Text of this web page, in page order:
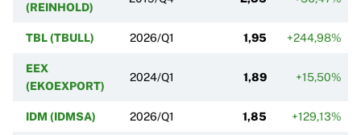
(REINHOLD)
TBL (TBULL) 2026/Q1 1,95 +244,98%
EEX
(EKOEXPORT)
2024/Q1 1,89 +15,50%
IDM (IDMSA) 2026/Q1 1,85 +129,13%